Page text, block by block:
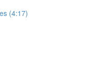
(4:17)